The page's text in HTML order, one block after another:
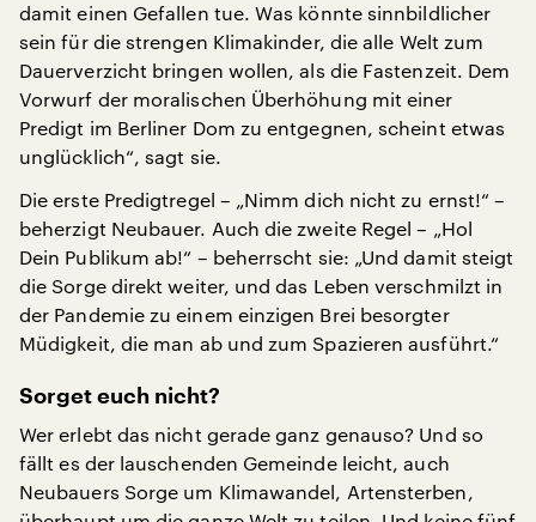
damit einen Gefallen tue. Was könnte sinnbildlicher
sein für die strengen Klimakinder, die alle Welt zum
Dauerverzicht bringen wollen, als die Fastenzeit. Dem
Vorwurf der moralischen Überhöhung mit einer
Predigt im Berliner Dom zu entgegnen, scheint etwas
unglücklich“, sagt sie.
Die erste Predigtregel – „Nimm dich nicht zu ernst!“ –
beherzigt Neubauer. Auch die zweite Regel – „Hol
Dein Publikum ab!“ – beherrscht sie: „Und damit steigt
die Sorge direkt weiter, und das Leben verschmilzt in
der Pandemie zu einem einzigen Brei besorgter
Müdigkeit, die man ab und zum Spazieren ausführt.“
Sorget euch nicht?
Wer erlebt das nicht gerade ganz genauso? Und so
fällt es der lauschenden Gemeinde leicht, auch
Neubauers Sorge um Klimawandel, Artensterben,